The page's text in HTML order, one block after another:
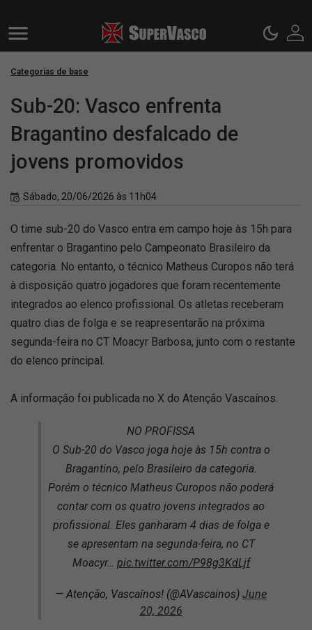
Categorias de base
Sub-20: Vasco enfrenta
Bragantino desfalcado de
jovens promovidos
Sábado, 20/06/2026 às 11h04
O time sub-20 do Vasco entra em campo hoje às 15h para
enfrentar o Bragantino pelo Campeonato Brasileiro da
categoria. No entanto, o técnico Matheus Curopos não terá
à disposição quatro jogadores que foram recentemente
integrados ao elenco profissional. Os atletas receberam
quatro dias de folga e se reapresentarão na próxima
segunda-feira no CT Moacyr Barbosa, junto com o restante
do elenco principal.
A informação foi publicada no X do Atenção Vascaínos.
NO PROFISSA
O Sub-20 do Vasco joga hoje às 15h contra o
Bragantino, pelo Brasileiro da categoria.
Porém o técnico Matheus Curopos não poderá
contar com os quatro jovens integrados ao
profissional. Eles ganharam 4 dias de folga e
se apresentam na segunda-feira, no CT
Moacyr… pic.twitter.com/P98g3KdLjf
— Atenção, Vascaínos! (@AVascainos) June
20, 2026